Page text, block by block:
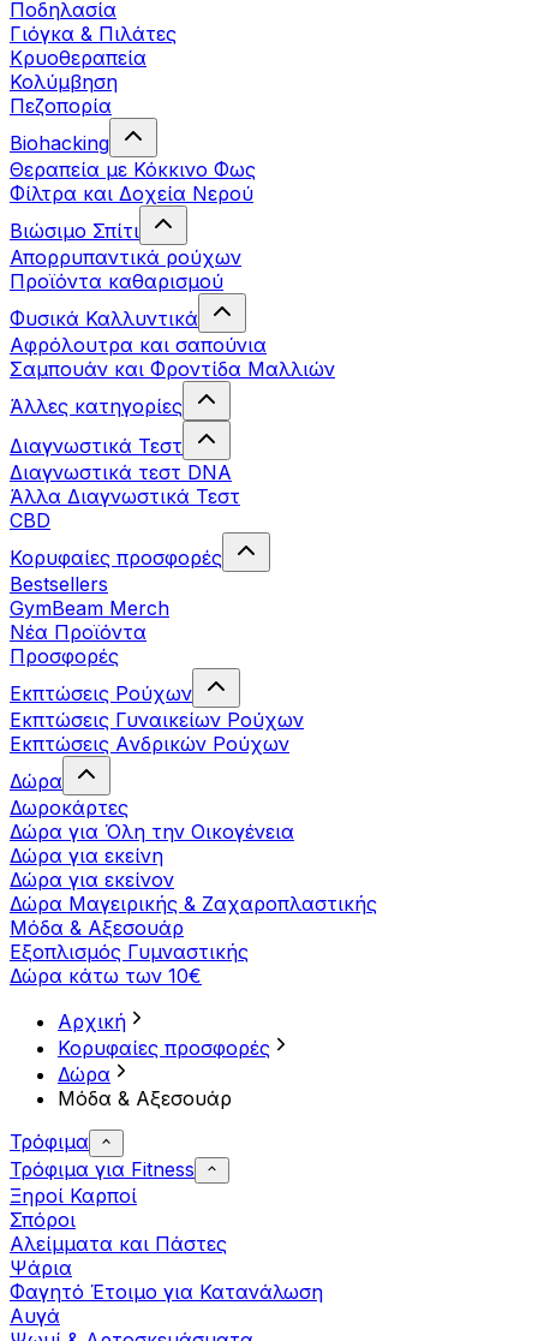
Ποδηλασία
Γιόγκα & Πιλάτες
Κρυοθεραπεία
Κολύμβηση
Πεζοπορία
Biohacking
Θεραπεία με Κόκκινο Φως
Φίλτρα και Δοχεία Νερού
Βιώσιμο Σπίτι
Απορρυπαντικά ρούχων
Προϊόντα καθαρισμού
Φυσικά Καλλυντικά
Αφρόλουτρα και σαπούνια
Σαμπουάν και Φροντίδα Μαλλιών
Άλλες κατηγορίες
Διαγνωστικά Τεστ
Διαγνωστικά τεστ DNA
Άλλα Διαγνωστικά Τεστ
CBD
Κορυφαίες προσφορές
Bestsellers
GymBeam Merch
Νέα Προϊόντα
Προσφορές
Εκπτώσεις Ρούχων
Εκπτώσεις Γυναικείων Ρούχων
Εκπτώσεις Aνδρικών Ρούχων
Δώρα
Δωροκάρτες
Δώρα για Όλη την Οικογένεια
Δώρα για εκείνη
Δώρα για εκείνον
Δώρα Μαγειρικής & Ζαχαροπλαστικής
Μόδα & Αξεσουάρ
Εξοπλισμός Γυμναστικής
Δώρα κάτω των 10€
Αρχική
Κορυφαίες προσφορές
Δώρα
Μόδα & Αξεσουάρ
Τρόφιμα
Τρόφιμα για Fitness
Ξηροί Καρποί
Σπόροι
Αλείμματα και Πάστες
Ψάρια
Φαγητό Έτοιμο για Κατανάλωση
Αυγά